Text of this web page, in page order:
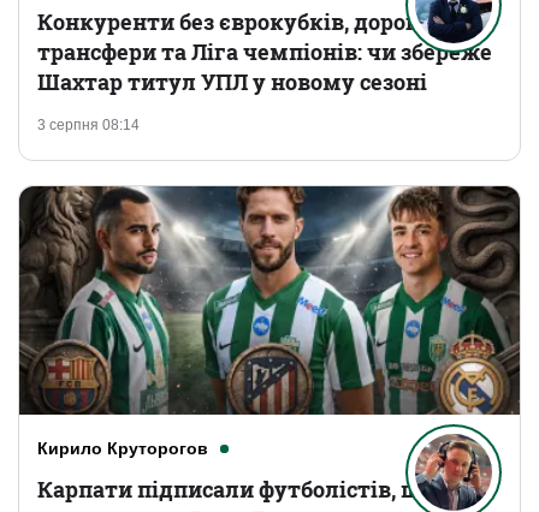
3 серпня 08:14
Конкуренти без єврокубків, дорогі
трансфери та Ліга чемпіонів: чи збереже
Шахтар титул УПЛ у новому сезоні
Кирило Круторогов
Карпати підписали футболістів, що